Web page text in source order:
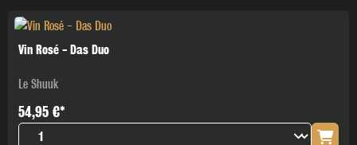
Vin Rosé - Das Duo
Le Shuuk
54,95 €*